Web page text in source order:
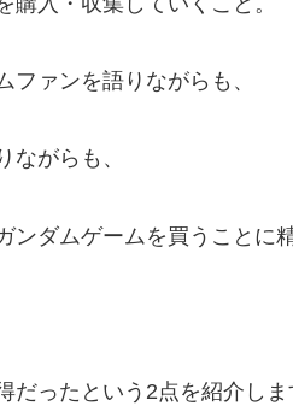
ファンを語りながらも、
ながらも、
ンダムゲームを買うことに
だったという2点を紹介しま